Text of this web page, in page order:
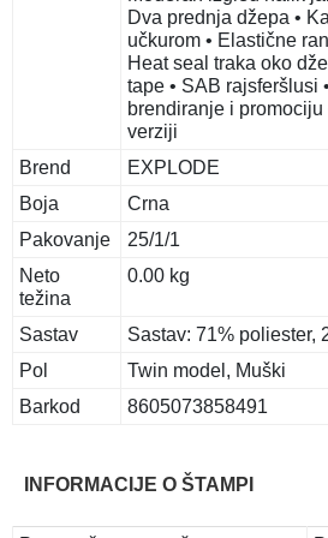
Dva prednja džepa •
učkurom • Elastične
Heat seal traka oko
tape • SAB rajsferšlusi
brendiranje i
verziji
Brend
EXPLODE
Boja
Crna
Pakovanje
25/1/1
Neto
težina
0.00 kg
Sastav
Sastav: 71% poliester,
Pol
Twin model, Muški
Barkod
8605073858491
INFORMACIJE O ŠTAMPI